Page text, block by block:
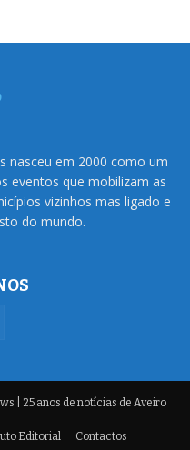
nasceu em 2000 como um
eventos que mobilizam as
vizinhos mas ligado e
do mundo.
| 25 anos de notícias de Aveiro
Editorial Contactos